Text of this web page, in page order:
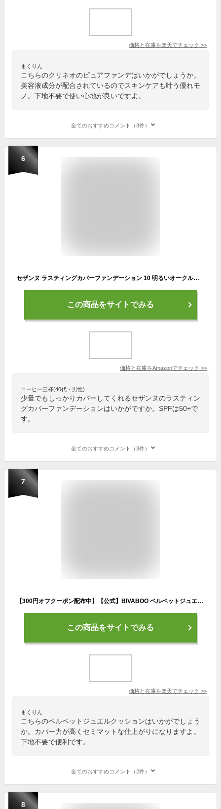
価格と在庫を楽天でチェック >>
まくりん
こちらのクリネオのピュアファンデはいかがでしょうか。
美容液成分が配合されているのでスキンケアも叶う優れモ
ノ。下地不要で使い心地が良いですよ。
全てのおすすめコメント（3件）
6
セザンヌ ラスティングカバーファンデーション 10 明るいオークル系 27グラム (x 1)
この商品をサイトでみる
価格と在庫をAmazonでチェック >>
コーヒー三杯(40代・男性)
少量でもしっかりカバーしてくれるセザンヌのラスティン
グカバーファンデーションはいかがですか。SPFは50+で
す。
全てのおすすめコメント（3件）
7
【300円オフクーポン配布中】【公式】BIVABOO ベルベットジュエルクッション 本品 / 崩れない セミマット カバー力 クッションファンデ 高カバー 保湿 乾燥 クッションファンデーション 10代 20代 30代 40代 韓国コスメ 下地不要
この商品をサイトでみる
価格と在庫を楽天でチェック >>
まくりん
こちらのベルベットジュエルクッションはいかがでしょう
か。カバー力が高くセミマットな仕上がりになりますよ。
下地不要で便利です。
全てのおすすめコメント（2件）
8